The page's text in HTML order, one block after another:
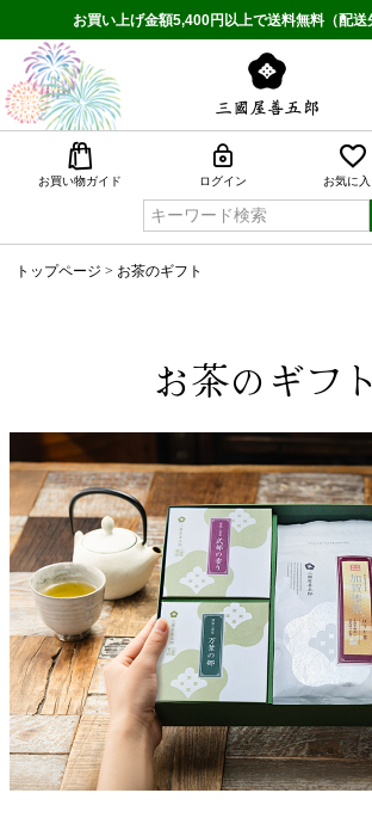
お買い上げ金額5,400円以上で送料無料（配送
お買い物ガイド ログイン お気に入
トップページ お茶のギフト
お茶のギフト